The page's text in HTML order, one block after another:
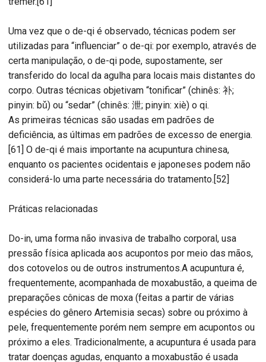
Uma vez que o de-qi é observado, técnicas podem ser
utilizadas para “influenciar” o de-qi: por exemplo, através de
certa manipulação, o de-qi pode, supostamente, ser
transferido do local da agulha para locais mais distantes do
corpo. Outras técnicas objetivam “tonificar” (chinês: 补;
pinyin: bǔ) ou “sedar” (chinês: 泄; pinyin: xiè) o qi.
As primeiras técnicas são usadas em padrões de
deficiência, as últimas em padrões de excesso de energia.
[61] O de-qi é mais importante na acupuntura chinesa,
enquanto os pacientes ocidentais e japoneses podem não
considerá-lo uma parte necessária do tratamento.[52]
Práticas relacionadas
Do-in, uma forma não invasiva de trabalho corporal, usa
pressão física aplicada aos acupontos por meio das mãos,
dos cotovelos ou de outros instrumentos.A acupuntura é,
frequentemente, acompanhada de moxabustão, a queima de
preparações cônicas de moxa (feitas a partir de várias
espécies do gênero Artemisia secas) sobre ou próximo à
pele, frequentemente porém nem sempre em acupontos ou
próximo a eles. Tradicionalmente, a acupuntura é usada para
tratar doenças agudas, enquanto a moxabustão é usada